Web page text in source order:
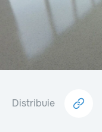
Distribuie